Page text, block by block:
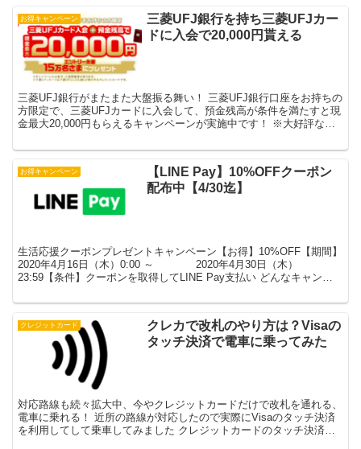
お得キャンペーン
三菱UFJ銀行を持ち三菱UFJカー
ドに入会で20,000円貰える
三菱UFJ銀行がまたまた大盤振る舞い！ 三菱UFJ銀行口座をお持ちの
方限定で、三菱UFJカードに入会して、預金残高が条件を満たすと現
金最大20,000円もらえるキャンペーンが実施中です！ ※大好評なよ
お得キャンペーン
【LINE Pay】10%OFFクーポン
配布中【4/30迄】
生活応援クーポンプレゼントキャンペーン【お得】10%OFF【期間】
2020年4月16日（木）0:00 ～ 2020年4月30日（木）
23:59【条件】クーポンを取得してLINE Pay支払い どんなキャンペ
クレジットカード
クレカで改札のやり方は？Visaの
タッチ決済で電車に乗ってみた
対応路線も続々拡大中、今やクレジットカードだけで改札を通れる、
電車に乗れる！ 近所の路線が対応したので実際にVisaのタッチ決済
を利用してして乗車してみました クレジットカードのタッチ決済乗